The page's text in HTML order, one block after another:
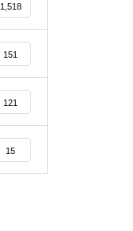
1,518
151
121
15